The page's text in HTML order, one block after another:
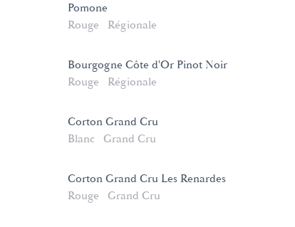
Pomone
Rouge
Régionale
Bourgogne Côte d'Or Pinot Noir
Rouge
Régionale
Corton Grand Cru
Blanc
Grand Cru
Corton Grand Cru Les Renardes
Rouge
Grand Cru